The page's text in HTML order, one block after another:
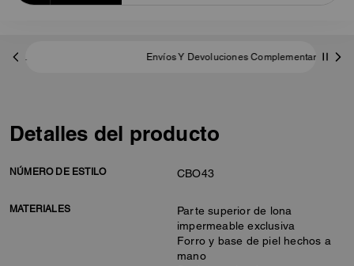
Envíos Y Devoluciones Complementarios
Detalles del producto
NÚMERO DE ESTILO CBO43
MATERIALES
Parte superior de lona
impermeable exclusiva
Forro y base de piel hechos a
mano